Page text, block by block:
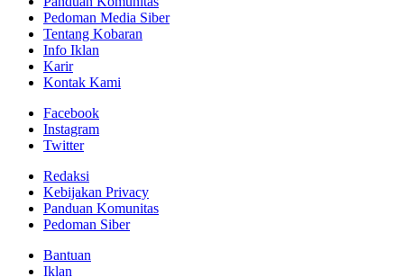
Pedoman Media Siber
Tentang Kobaran
Info Iklan
Karir
Kontak Kami
Facebook
Instagram
Twitter
Redaksi
Kebijakan Privacy
Panduan Komunitas
Pedoman Siber
Bantuan
Iklan